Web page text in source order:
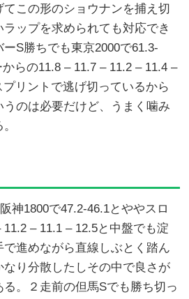
この形のショウナンを捕え切
ップを求められても対応でき
S勝ちでも東京2000で61.3-
らの11.8 – 11.7 – 11.2 – 11.4 –
リントで逃げ切っているから
のは必要だけど、うまく噛み
神1800で47.2-46.1とややスロ
– 11.1 – 12.5と中盤でも淀
進めながら直線しぶとく踏ん
り分散したしその中で良さが
。２走前の但馬Sでも勝ち切っ